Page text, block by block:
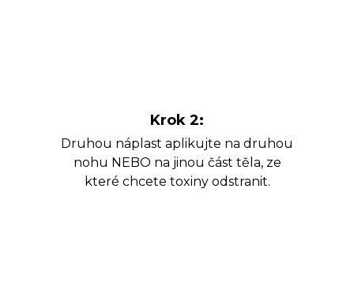
Krok 2:
Druhou náplast aplikujte na druhou
nohu NEBO na jinou část těla, ze
které chcete toxiny odstranit.